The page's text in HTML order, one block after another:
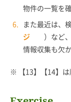
物件の一覧を
また最近は、
ジ
）など、
情報収集も欠
※ 【13】【14】は